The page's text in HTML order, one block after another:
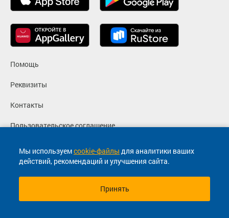
Мы используемcookie-файлы для аналитики ваших
действий, рекомендаций и улучшения сайта.
Принять
Помощь
Реквизиты
Контакты
Пользовательское соглашение
Политика конфиденциальности
Согласие на маркетинговые сообщения
© 2013-2026, ООО "Капитал"- Онлайн сервис продажи